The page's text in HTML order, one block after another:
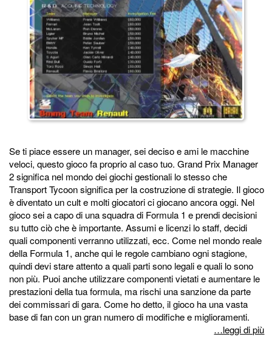
Se ti piace essere un manager, sei deciso e ami le macchine
veloci, questo gioco fa proprio al caso tuo. Grand Prix Manager
2 significa nel mondo dei giochi gestionali lo stesso che
Transport Tycoon significa per la costruzione di strategie. Il gioco
è diventato un cult e molti giocatori ci giocano ancora oggi. Nel
gioco sei a capo di una squadra di Formula 1 e prendi decisioni
su tutto ciò che è importante. Assumi e licenzi lo staff, decidi
quali componenti verranno utilizzati, ecc. Come nel mondo reale
della Formula 1, anche qui le regole cambiano ogni stagione,
quindi devi stare attento a quali parti sono legali e quali lo sono
non più. Puoi anche utilizzare componenti vietati e aumentare le
prestazioni della tua formula, ma rischi una sanzione da parte
dei commissari di gara. Come ho detto, il gioco ha una vasta
base di fan con un gran numero di modifiche e miglioramenti.
…leggi di più